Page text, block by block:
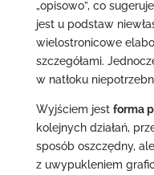
„opisowo”, co
jest u podstaw
wielostronicowe
szczegółami.
w natłoku
Wyjściem jest forma
kolejnych działań,
sposób oszczędny,
z uwypukleniem